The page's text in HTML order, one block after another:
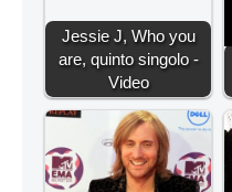
Jessie J, Who you
are, quinto singolo -
Video